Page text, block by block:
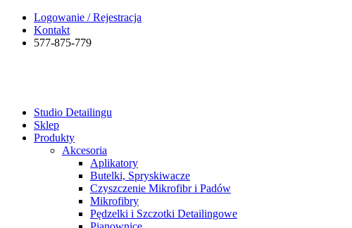
Logowanie / Rejestracja
Kontakt
577-875-779
Studio Detailingu
Sklep
Produkty
Akcesoria
Aplikatory
Butelki, Spryskiwacze
Czyszczenie Mikrofibr i Padów
Mikrofibry
Pędzelki i Szczotki Detailingowe